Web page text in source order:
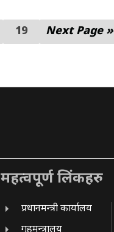
19 Next Page »
महत्वपूर्ण लिंकहरु
प्रधानमन्त्री कार्यालय